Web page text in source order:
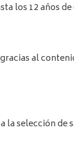
los 12 años de
al
la selección de